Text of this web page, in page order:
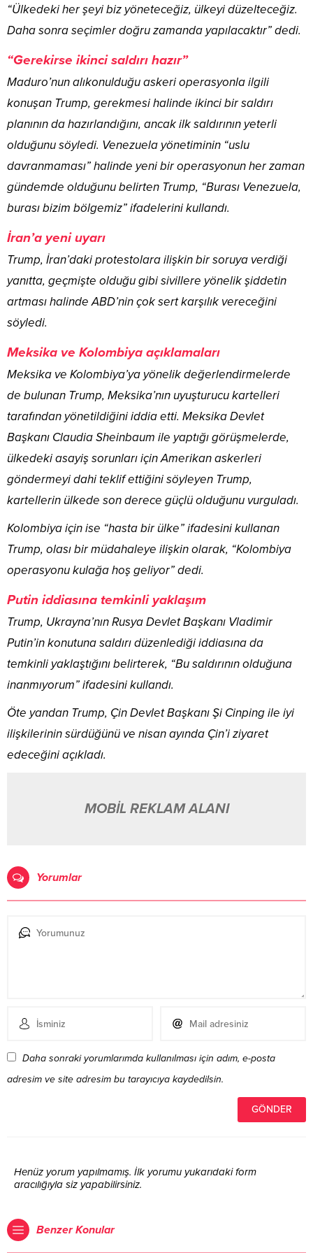
“Ülkedeki her şeyi biz yöneteceğiz, ülkeyi düzelteceğiz.
Daha sonra seçimler doğru zamanda yapılacaktır” dedi.
“Gerekirse ikinci saldırı hazır”
Maduro’nun alıkonulduğu askeri operasyonla ilgili
konuşan Trump, gerekmesi halinde ikinci bir saldırı
planının da hazırlandığını, ancak ilk saldırının yeterli
olduğunu söyledi. Venezuela yönetiminin “uslu
davranmaması” halinde yeni bir operasyonun her zaman
gündemde olduğunu belirten Trump, “Burası Venezuela,
burası bizim bölgemiz” ifadelerini kullandı.
İran’a yeni uyarı
Trump, İran’daki protestolara ilişkin bir soruya verdiği
yanıtta, geçmişte olduğu gibi sivillere yönelik şiddetin
artması halinde ABD’nin çok sert karşılık vereceğini
söyledi.
Meksika ve Kolombiya açıklamaları
Meksika ve Kolombiya’ya yönelik değerlendirmelerde
de bulunan Trump, Meksika’nın uyuşturucu kartelleri
tarafından yönetildiğini iddia etti. Meksika Devlet
Başkanı Claudia Sheinbaum ile yaptığı görüşmelerde,
ülkedeki asayiş sorunları için Amerikan askerleri
göndermeyi dahi teklif ettiğini söyleyen Trump,
kartellerin ülkede son derece güçlü olduğunu vurguladı.
Kolombiya için ise “hasta bir ülke” ifadesini kullanan
Trump, olası bir müdahaleye ilişkin olarak, “Kolombiya
operasyonu kulağa hoş geliyor” dedi.
Putin iddiasına temkinli yaklaşım
Trump, Ukrayna’nın Rusya Devlet Başkanı Vladimir
Putin’in konutuna saldırı düzenlediği iddiasına da
temkinli yaklaştığını belirterek, “Bu saldırının olduğuna
inanmıyorum” ifadesini kullandı.
Öte yandan Trump, Çin Devlet Başkanı Şi Cinping ile iyi
ilişkilerinin sürdüğünü ve nisan ayında Çin’i ziyaret
edeceğini açıkladı.
MOBİL REKLAM ALANI
Yorumlar
Daha sonraki yorumlarımda kullanılması için adım, e-posta
adresim ve site adresim bu tarayıcıya kaydedilsin.
Henüz yorum yapılmamış. İlk yorumu yukarıdaki form
aracılığıyla siz yapabilirsiniz.
Benzer Konular